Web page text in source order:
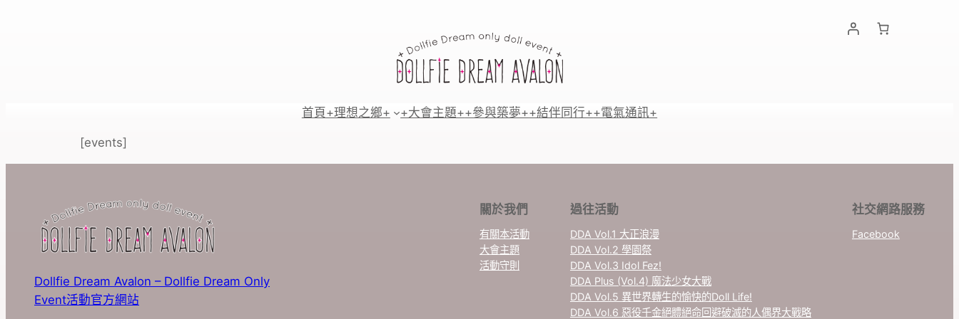
首頁+理想之鄉+ +大會主題++參與築夢++結伴同行++電氣通訊+
[events]
Dollfie Dream Avalon – Dollfie Dream Only
Event活動官方網站
關於我們
有關本活動
大會主題
活動守則
過往活動
DDA Vol.1 大正浪漫
DDA Vol.2 學園祭
DDA Vol.3 Idol Fez!
DDA Plus (Vol.4) 魔法少女大戰
DDA Vol.5 異世界轉生的愉快的Doll Life!
DDA Vol.6 惡役千金絕體絕命回避破滅的人偶界大戰略
社交網路服務
Facebook